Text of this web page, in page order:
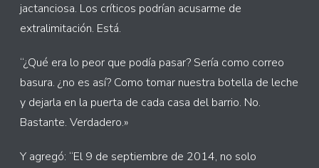
jactanciosa. Los críticos podrían acusarme de
extralimitación. Está.
“¿Qué era lo peor que podía pasar? Sería como correo
basura. ¿no es así? Como tomar nuestra botella de leche
y dejarla en la puerta de cada casa del barrio. No.
Bastante. Verdadero.»
Y agregó: “El 9 de septiembre de 2014, no solo